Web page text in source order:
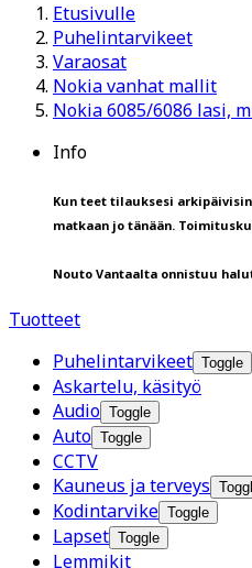
Etusivulle
Puhelintarvikeet
Varaosat
Nokia vanhat mallit
Nokia 6085/6086 lasi,
Info
Kun teet tilauksesi
matkaan jo tänään.
Nouto Vantaalta onnistuu
Tuotteet
Puhelintarvikeet Toggle
Askartelu, käsityö
Audio Toggle
Auto Toggle
CCTV
Kauneus ja terveys
Kodintarvike Toggle
Lapset Toggle
Lemmikit